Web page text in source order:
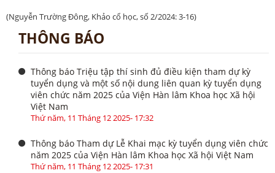
(Nguyễn Trường Đông, Khảo cổ học, số 2/2024: 3-16)
THÔNG BÁO
Thông báo Triệu tập thí sinh đủ điều kiện tham dự kỳ
tuyển dụng và một số nội dung liên quan kỳ tuyển dụng
viên chức năm 2025 của Viện Hàn lâm Khoa học Xã hội
Việt Nam
Thứ năm, 11 Tháng 12 2025- 17:32
Thông báo Tham dự Lễ Khai mạc kỳ tuyển dụng viên chức
năm 2025 của Viện Hàn lâm Khoa học Xã hội Việt Nam
Thứ năm, 11 Tháng 12 2025- 17:31